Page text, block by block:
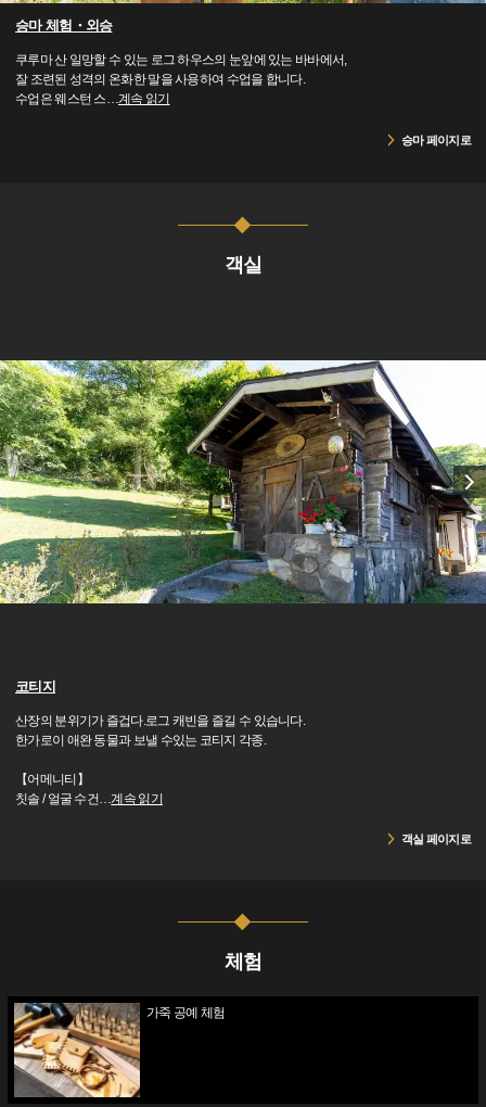
승마 체험・외승
쿠루마 산 일망할 수 있는 로그 하우스의 눈앞에 있는 바바에서,
잘 조련된 성격의 온화한 말을 사용하여 수업을 합니다.
수업은 웨스턴 스…계속 읽기
승마 페이지로
객실
코티지
산장의 분위기가 즐겁다.로그 캐빈을 즐길 수 있습니다.
한가로이 애완 동물과 보낼 수있는 코티지 각종.
【어메니티】
칫솔 / 얼굴 수건…계속 읽기
객실 페이지로
체험
가죽 공예 체험